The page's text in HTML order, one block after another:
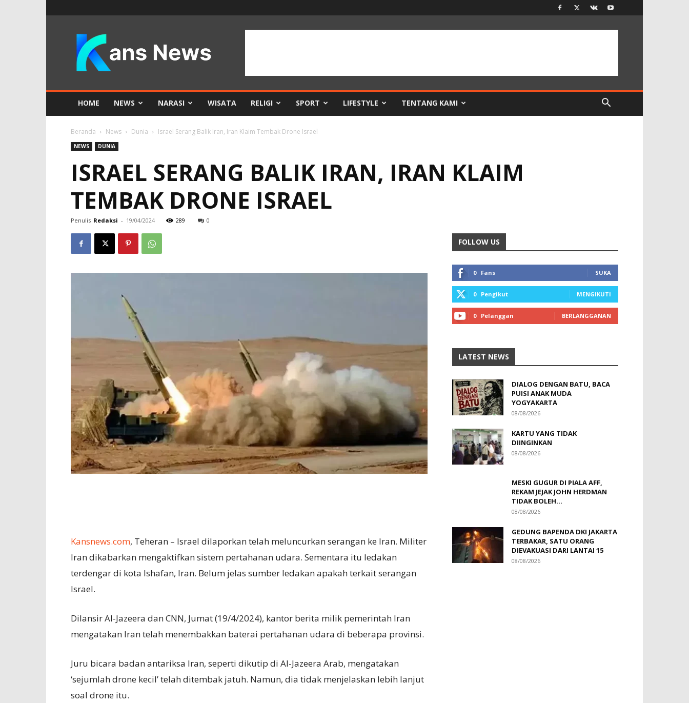
KANS
News
HOME NEWS NARASI WISATA RELIGI SPORT LIFESTYLE TENTANG KAMI
Beranda News Dunia Israel Serang Balik Iran, Iran Klaim Tembak Drone Israel
NEWS DUNIA
ISRAEL SERANG BALIK IRAN, IRAN KLAIM
TEMBAK DRONE ISRAEL
Penulis Redaksi - 19/04/2024 289 0
Kansnews.com, Teheran – Israel dilaporkan telah meluncurkan serangan ke Iran. Militer
Iran dikabarkan mengaktifkan sistem pertahanan udara. Sementara itu ledakan
terdengar di kota Ishafan, Iran. Belum jelas sumber ledakan apakah terkait serangan
Israel.
Dilansir Al-Jazeera dan CNN, Jumat (19/4/2024), kantor berita milik pemerintah Iran
mengatakan Iran telah menembakkan baterai pertahanan udara di beberapa provinsi.
Juru bicara badan antariksa Iran, seperti dikutip di Al-Jazeera Arab, mengatakan
‘sejumlah drone kecil’ telah ditembak jatuh. Namun, dia tidak menjelaskan lebih lanjut
soal drone itu.
FOLLOW US
0 Fans SUKA
0 Pengikut MENGIKUTI
0 Pelanggan BERLANGGANAN
LATEST NEWS
DIALOG DENGAN BATU, BACA
PUISI ANAK MUDA
YOGYAKARTA
08/08/2026
KARTU YANG TIDAK
DIINGINKAN
08/08/2026
MESKI GUGUR DI PIALA AFF,
REKAM JEJAK JOHN HERDMAN
TIDAK BOLEH...
08/08/2026
GEDUNG BAPENDA DKI JAKARTA
TERBAKAR, SATU ORANG
DIEVAKUASI DARI LANTAI 15
08/08/2026